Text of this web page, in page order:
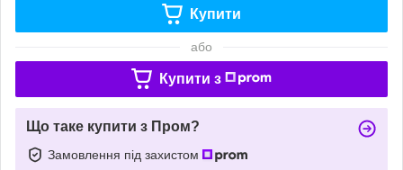
Купити
або
Купити з
Що таке купити з Пром?
Замовлення під захистом